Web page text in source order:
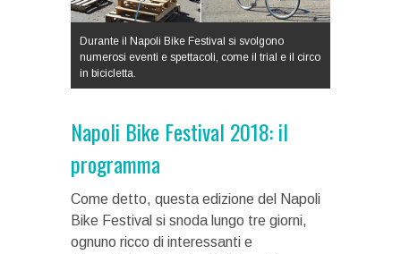
Durante il Napoli Bike Festival si svolgono
numerosi eventi e spettacoli, come il trial e il circo
in bicicletta.
Napoli Bike Festival 2018: il
programma
Come detto, questa edizione del Napoli
Bike Festival si snoda lungo tre giorni,
ognuno ricco di interessanti e